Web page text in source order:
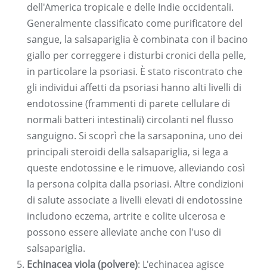
dell'America tropicale e delle Indie occidentali.
Generalmente classificato come purificatore del
sangue, la salsapariglia è combinata con il bacino
giallo per correggere i disturbi cronici della pelle,
in particolare la psoriasi. È stato riscontrato che
gli individui affetti da psoriasi hanno alti livelli di
endotossine (frammenti di parete cellulare di
normali batteri intestinali) circolanti nel flusso
sanguigno. Si scoprì che la sarsaponina, uno dei
principali steroidi della salsapariglia, si lega a
queste endotossine e le rimuove, alleviando così
la persona colpita dalla psoriasi. Altre condizioni
di salute associate a livelli elevati di endotossine
includono eczema, artrite e colite ulcerosa e
possono essere alleviate anche con l'uso di
salsapariglia.
Echinacea viola (polvere): L'echinacea agisce